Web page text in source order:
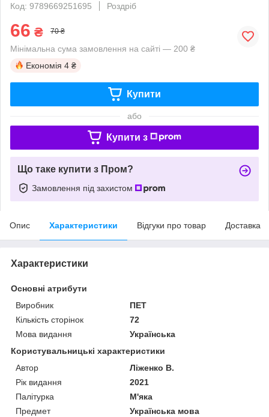
Код: 9789669251695
Роздріб
66 ₴ 70 ₴
Мінімальна сума замовлення на сайті — 200 ₴
Економія 4 ₴
Купити
або
Купити з
Що таке купити з Пром?
Замовлення під захистом
Опис Характеристики Відгуки про товар Доставка
Характеристики
Основні атрибути
Виробник
ПЕТ
Кількість сторінок
72
Мова видання
Українська
Користувальницькі характеристики
Автор
Ліженко В.
Рік видання
2021
Палітурка
М'яка
Предмет
Українська мова